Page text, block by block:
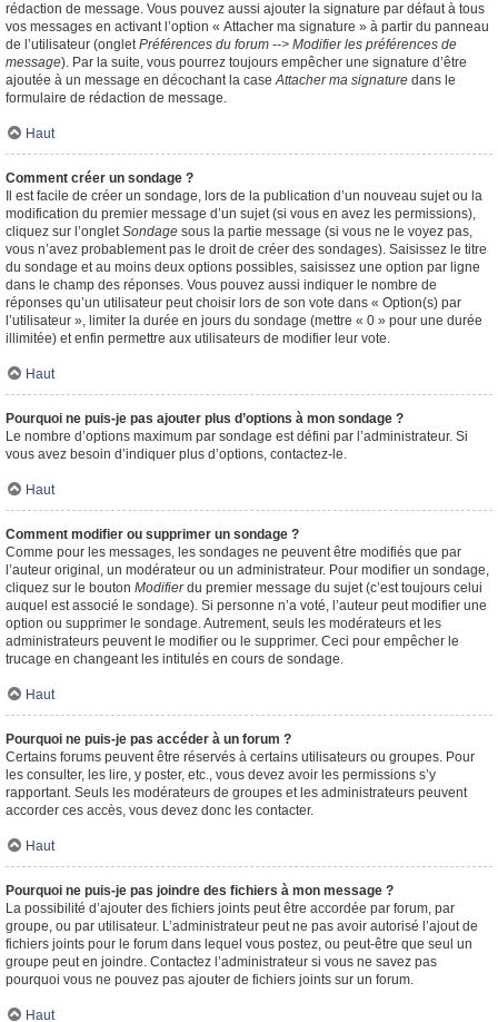
rédaction de message. Vous pouvez aussi ajouter la signature par défaut à tous
vos messages en activant l’option « Attacher ma signature » à partir du panneau
de l’utilisateur (ongletPréférences du forum --> Modifier les préférences de
message). Par la suite, vous pourrez toujours empêcher une signature d’être
ajoutée à un message en décochant la caseAttacher ma signature dans le
formulaire de rédaction de message.
Haut
Comment créer un sondage ?
Il est facile de créer un sondage, lors de la publication d’un nouveau sujet ou la
modification du premier message d’un sujet (si vous en avez les permissions),
cliquez sur l’ongletSondage sous la partie message (si vous ne le voyez pas,
vous n’avez probablement pas le droit de créer des sondages). Saisissez le titre
du sondage et au moins deux options possibles, saisissez une option par ligne
dans le champ des réponses. Vous pouvez aussi indiquer le nombre de
réponses qu’un utilisateur peut choisir lors de son vote dans « Option(s) par
l’utilisateur », limiter la durée en jours du sondage (mettre « 0 » pour une durée
illimitée) et enfin permettre aux utilisateurs de modifier leur vote.
Haut
Pourquoi ne puis-je pas ajouter plus d’options à mon sondage ?
Le nombre d’options maximum par sondage est défini par l’administrateur. Si
vous avez besoin d’indiquer plus d’options, contactez-le.
Haut
Comment modifier ou supprimer un sondage ?
Comme pour les messages, les sondages ne peuvent être modifiés que par
l’auteur original, un modérateur ou un administrateur. Pour modifier un sondage,
cliquez sur le bouton Modifierdu premier message du sujet (c’est toujours celui
auquel est associé le sondage). Si personne n’a voté, l’auteur peut modifier une
option ou supprimer le sondage. Autrement, seuls les modérateurs et les
administrateurs peuvent le modifier ou le supprimer. Ceci pour empêcher le
trucage en changeant les intitulés en cours de sondage.
Haut
Pourquoi ne puis-je pas accéder à un forum ?
Certains forums peuvent être réservés à certains utilisateurs ou groupes. Pour
les consulter, les lire, y poster, etc., vous devez avoir les permissions s’y
rapportant. Seuls les modérateurs de groupes et les administrateurs peuvent
accorder ces accès, vous devez donc les contacter.
Haut
Pourquoi ne puis-je pas joindre des fichiers à mon message ?
La possibilité d’ajouter des fichiers joints peut être accordée par forum, par
groupe, ou par utilisateur. L’administrateur peut ne pas avoir autorisé l’ajout de
fichiers joints pour le forum dans lequel vous postez, ou peut-être que seul un
groupe peut en joindre. Contactez l’administrateur si vous ne savez pas
pourquoi vous ne pouvez pas ajouter de fichiers joints sur un forum.
Haut